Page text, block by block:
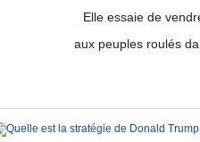
Elle essaie de
aux peuples roulés